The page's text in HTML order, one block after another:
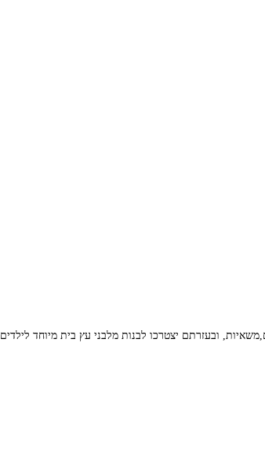
ובעזרתם יצטרכו לבנות מלבני עץ בית מיוחד לילדים.